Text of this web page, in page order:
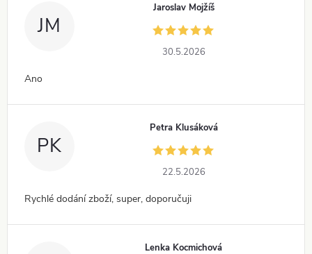
JM
Jaroslav Mojžíš
30.5.2026
Ano
PK
Petra Klusáková
22.5.2026
Rychlé dodání zboží, super, doporučuji
Lenka Kocmichová